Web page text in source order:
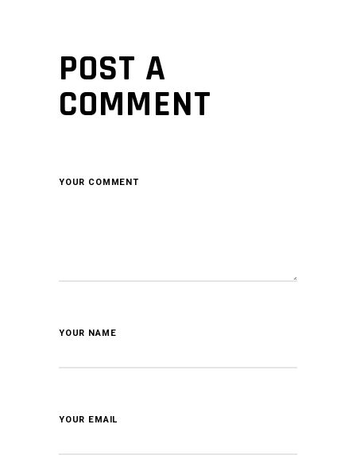
POST A
COMMENT
YOUR COMMENT
YOUR NAME
YOUR EMAIL